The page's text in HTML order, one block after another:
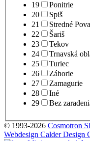
19
Ponitrie
20
Spiš
21
Stredné
22
Šariš
23
Tekov
24
Trnavská
25
Turiec
26
Záhorie
27
Zamagurie
28
Iné
29
Bez
© 1993-2026 Cosmotron
Webdesign Calder Design